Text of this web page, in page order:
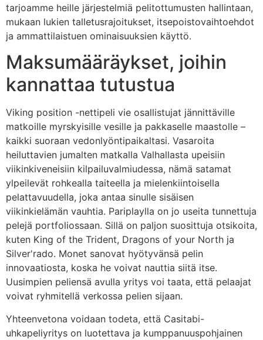
tarjoamme heille järjestelmiä pelitottumusten hallintaan,
mukaan lukien talletusrajoitukset, itsepoistovaihtoehdot
ja ammattilaistuen ominaisuuksien käyttö.
Maksumääräykset, joihin
kannattaa tutustua
Viking position -nettipeli vie osallistujat jännittäville
matkoille myrskyisille vesille ja pakkaselle maastolle –
kaikki suoraan vedonlyöntipaikaltasi. Vasaroita
heiluttavien jumalten matkalla Valhallasta upeisiin
viikinkiveneisiin kilpailuvalmiudessa, nämä satamat
ylpeilevät rohkealla taiteella ja mielenkiintoisella
pelattavuudella, joka antaa sinulle sisäisen
viikinkielämän vauhtia. Pariplaylla on jo useita tunnettuja
pelejä portfoliossaan. Sillä on paljon suosittuja otsikoita,
kuten King of the Trident, Dragons of your North ja
Silver'rado. Monet sanovat hyötyvänsä pelin
innovaatiosta, koska he voivat nauttia siitä itse.
Uusimpien peliensä avulla yritys voi taata, että pelaajat
voivat ryhmitellä verkossa pelien sijaan.
Yhteenvetona voidaan todeta, että Casitabi-
uhkapeliyritys on luotettava ja kumppanuuspohjainen